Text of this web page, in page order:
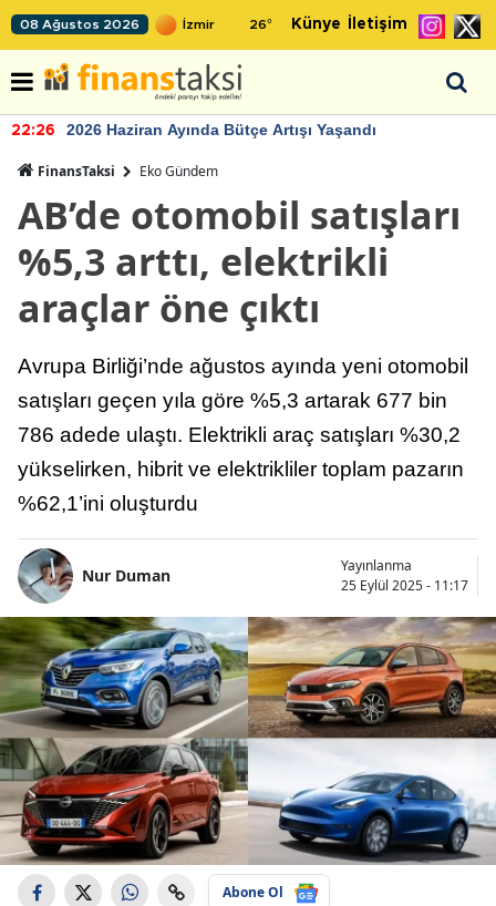
08 Ağustos 2026 26° Künye İletişim
22:26 2026 Haziran Ayında Bütçe Artışı Yaşandı
FinansTaksi Eko Gündem
AB’de otomobil satışları
%5,3 arttı, elektrikli
araçlar öne çıktı
Avrupa Birliği’nde ağustos ayında yeni otomobil
satışları geçen yıla göre %5,3 artarak 677 bin
786 adede ulaştı. Elektrikli araç satışları %30,2
yükselirken, hibrit ve elektrikliler toplam pazarın
%62,1’ini oluşturdu
Nur Duman
Yayınlanma
25 Eylül 2025 - 11:17
Abone Ol